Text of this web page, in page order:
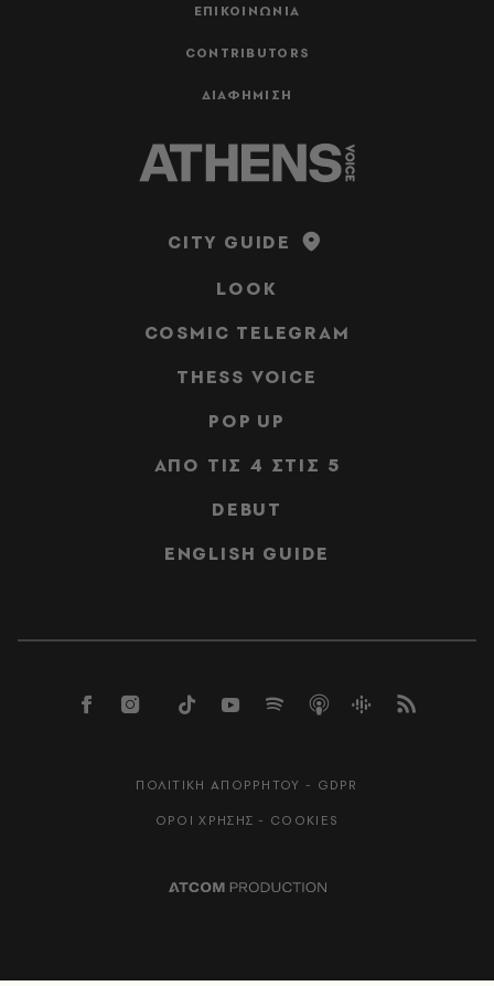
ΕΠΙΚΟΙΝΩΝΙΑ
CONTRIBUTORS
ΔΙΑΦΗΜΙΣΗ
CITY GUIDE
LOOK
COSMIC TELEGRAM
THESS VOICE
POP UP
ΑΠΟ ΤΙΣ 4 ΣΤΙΣ 5
DEBUT
ENGLISH GUIDE
ΠΟΛΙΤΙΚΗ ΑΠΟΡΡΗΤΟΥ - GDPR
ΟΡΟΙ ΧΡΗΣΗΣ - COOKIES